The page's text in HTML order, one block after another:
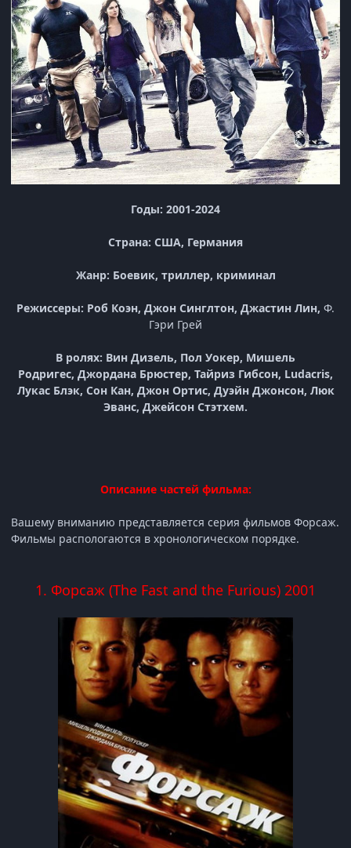
Годы: 2001-2024
Страна: США, Германия
Жанр: Боевик, триллер, криминал
Режиссеры: Роб Коэн, Джон Синглтон, Джастин Лин, Ф.
Гэри Грей
В ролях: Вин Дизель, Пол Уокер, Мишель
Родригес, Джордана Брюстер, Тайриз Гибсон, Ludacris,
Лукас Блэк, Сон Кан, Джон Ортис, Дуэйн Джонсон, Люк
Эванс, Джейсон Стэтхем.
Описание частей фильма:
Вашему вниманию представляется серия фильмов Форсаж.
Фильмы распологаются в хронологическом порядке.
1. Форсаж (The Fast and the Furious) 2001